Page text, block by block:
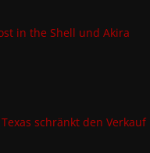
in the Shell und Akira
schränkt den Verkauf